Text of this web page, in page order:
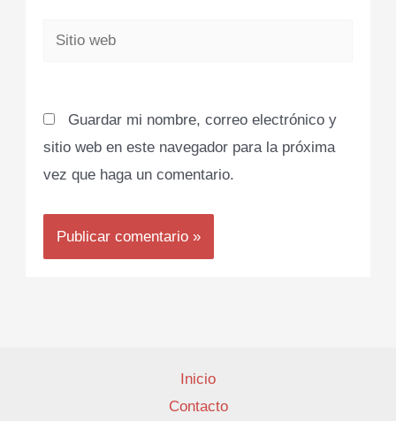
Sitio
Guardar mi nombre, correo electrónico y
sitio web en este navegador para la próxima
vez que haga un comentario.
Inicio
Contacto